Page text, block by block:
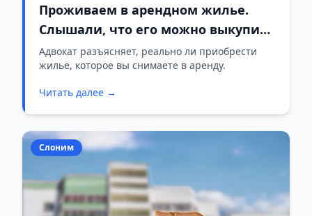
Проживаем в арендном жилье.
Слышали, что его можно выкупить
– так ли это?
Адвокат разъясняет, реально ли приобрести
жилье, которое вы снимаете в аренду.
Читать далее →
Слоним